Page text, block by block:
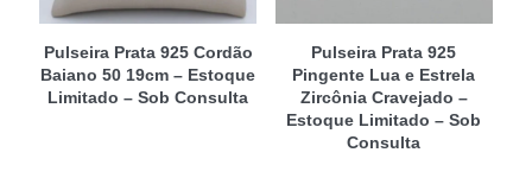
Pulseira Prata 925 Cordão
Baiano 50 19cm – Estoque
Limitado – Sob Consulta
Pulseira Prata 925
Pingente Lua e Estrela
Zircônia Cravejado –
Estoque Limitado – Sob
Consulta